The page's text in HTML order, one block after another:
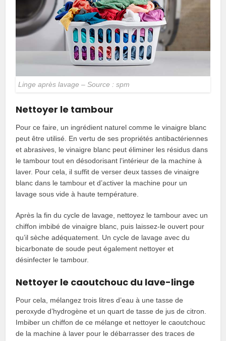
Linge après lavage – Source : spm
Nettoyer le tambour
Pour ce faire, un ingrédient naturel comme le vinaigre blanc
peut être utilisé. En vertu de ses propriétés antibactériennes
et abrasives, le vinaigre blanc peut éliminer les résidus dans
le tambour tout en désodorisant l’intérieur de la machine à
laver. Pour cela, il suffit de verser deux tasses de vinaigre
blanc dans le tambour et d’activer la machine pour un
lavage sous vide à haute température.
Après la fin du cycle de lavage, nettoyez le tambour avec un
chiffon imbibé de vinaigre blanc, puis laissez-le ouvert pour
qu’il sèche adéquatement. Un cycle de lavage avec du
bicarbonate de soude peut également nettoyer et
désinfecter le tambour.
Nettoyer le caoutchouc du lave-linge
Pour cela, mélangez trois litres d’eau à une tasse de
peroxyde d’hydrogène et un quart de tasse de jus de citron.
Imbiber un chiffon de ce mélange et nettoyer le caoutchouc
de la machine à laver pour le débarrasser des traces de